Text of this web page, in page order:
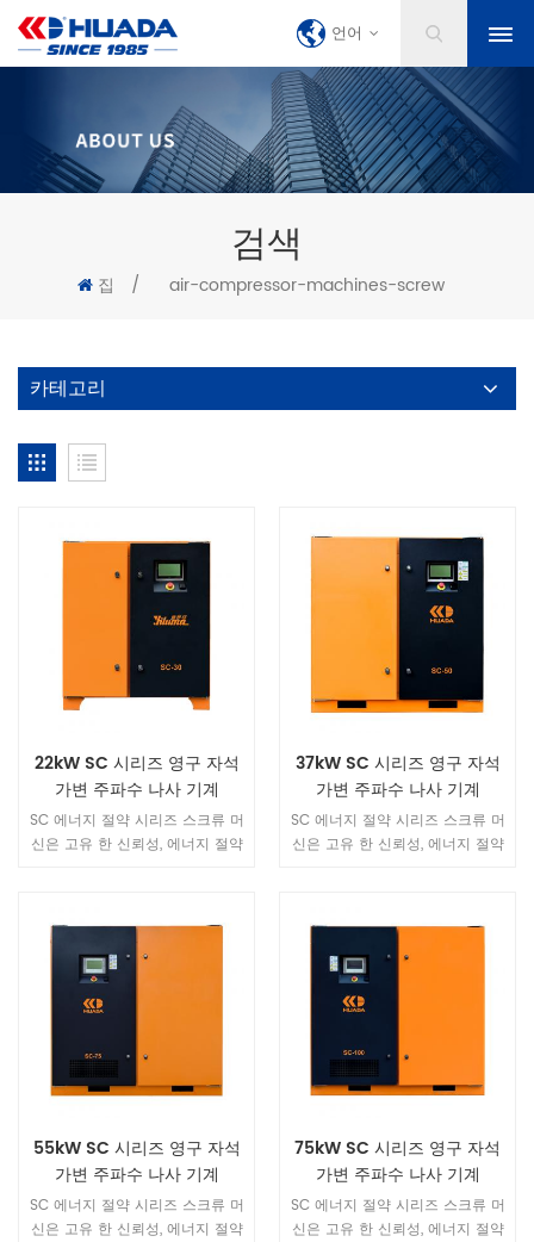
언어
검색
집 / air-compressor-machines-screw
카테고리
22kW SC 시리즈 영구 자석
가변 주파수 나사 기계
SC 에너지 절약 시리즈 스크류 머
신은 고유 한 신뢰성, 에너지 절약
응하여 다양한 산업의 가스 요구
를 충족시킬 수 있습니다.
37kW SC 시리즈 영구 자석
가변 주파수 나사 기계
SC 에너지 절약 시리즈 스크류 머
신은 고유 한 신뢰성, 에너지 절약
응하여 다양한 산업의 가스 요구
를 충족시킬 수 있습니다.
55kW SC 시리즈 영구 자석
가변 주파수 나사 기계
SC 에너지 절약 시리즈 스크류 머
신은 고유 한 신뢰성, 에너지 절약
75kW SC 시리즈 영구 자석
가변 주파수 나사 기계
SC 에너지 절약 시리즈 스크류 머
신은 고유 한 신뢰성, 에너지 절약